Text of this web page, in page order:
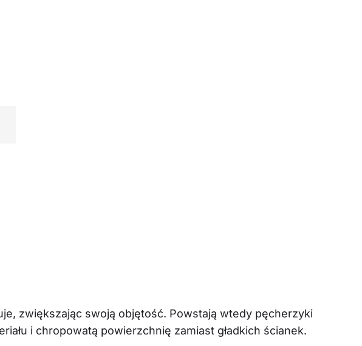
zwiększając swoją objętość. Powstają wtedy pęcherzyki
i chropowatą powierzchnię zamiast gładkich ścianek.